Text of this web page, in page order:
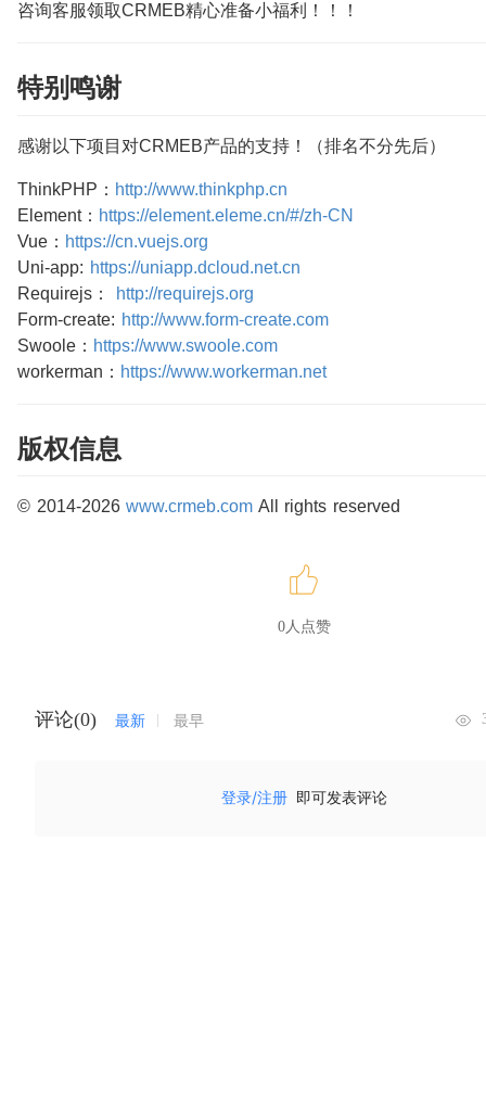
咨询客服领取CRMEB精心准备小福利！！！
特别鸣谢
感谢以下项目对CRMEB产品的支持！（排名不分先后）
ThinkPHP： http://www.thinkphp.cn
Element： https://element.eleme.cn/#/zh-CN
Vue： https://cn.vuejs.org
Uni-app: https://uniapp.dcloud.net.cn
Requirejs：
http://requirejs.org
Form-create: http://www.form-create.com
Swoole： https://www.swoole.com
workerman： https://www.workerman.net
版权信息
© 2014-2026www.crmeb.com All rights reserved
0人点赞
评论(0) 最新 最早
登录/注册 即可发表评论